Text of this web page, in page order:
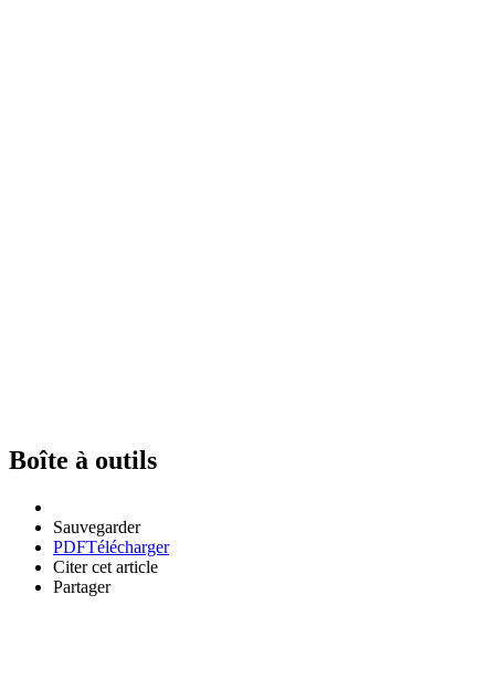
Boîte à outils
Sauvegarder
PDFTélécharger
Citer cet article
Partager